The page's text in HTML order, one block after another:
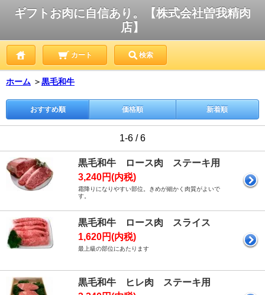
ギフトお肉に自信あり。【株式会社曽我精肉
店】
カート 検索
ホーム ＞黒毛和牛
おすすめ順 価格順 新着順
1-6 / 6
黒毛和牛 ロース肉 ステーキ用
3,240円(内税)
霜降りになりやすい部位。きめが細かく肉質がよいで
す。
黒毛和牛 ロース肉 スライス
1,620円(内税)
最上級の部位にあたります
黒毛和牛 ヒレ肉 ステーキ用